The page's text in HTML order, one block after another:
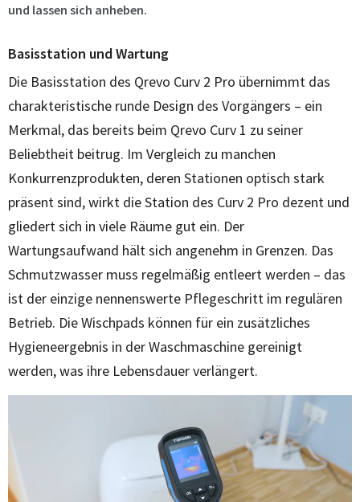
und lassen sich anheben.
Basisstation und Wartung
Die Basisstation des Qrevo Curv 2 Pro übernimmt das
charakteristische runde Design des Vorgängers – ein
Merkmal, das bereits beim Qrevo Curv 1 zu seiner
Beliebtheit beitrug. Im Vergleich zu manchen
Konkurrenzprodukten, deren Stationen optisch stark
präsent sind, wirkt die Station des Curv 2 Pro dezent und
gliedert sich in viele Räume gut ein. Der
Wartungsaufwand hält sich angenehm in Grenzen. Das
Schmutzwasser muss regelmäßig entleert werden – das
ist der einzige nennenswerte Pflegeschritt im regulären
Betrieb. Die Wischpads können für ein zusätzliches
Hygieneergebnis in der Waschmaschine gereinigt
werden, was ihre Lebensdauer verlängert.